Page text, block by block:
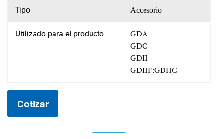
Tipo Accesorio
Utilizado para el producto
GDA
GDC
GDH
GDHF:GDHC
Cotizar